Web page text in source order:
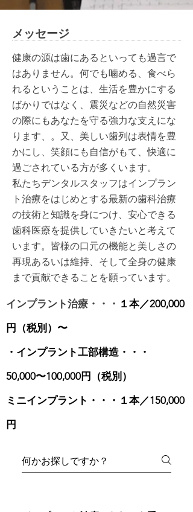
メッセージ
健康の源は歯にあるといっても過言で
はありません。何でも噛める、食べら
れるということは、生活を豊かにする
ばかりではなく、震災などの自然災害
の際にもあなたを守る強力な支えにな
ります、。又、美しい歯列は表情を豊
かにし、笑顔にも自信がもて、快適に
過ごされている方が多くいます。
​私たちデンタルスタッフはインプラン
ト治療をはじめとする最新の歯科治療
の技術と知識を身につけ、安心できる
歯科医療を提供していきたいと考えて
います。皆様の口元の機能と美しさの
再現あるいは維持、そして全身の健康
まで貢献できることを願っています。
インプラント治療・・・ １本／200,000
円（税別）〜
・インプラント工部構造・・・
50,000〜100,000円（税別）
ミニインプラント・・・１本／150,000
円